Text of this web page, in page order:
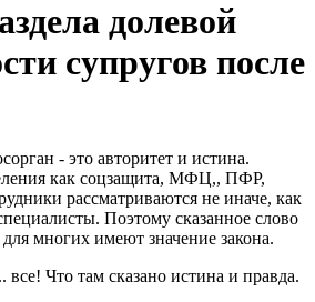
долевой
супругов после
- это авторитет и истина.
как соцзащита, МФЦ,, ПФР,
рассматриваются не иначе, как
Поэтому сказанное слово
многих имеют значение закона.
Что там сказано истина и правда.